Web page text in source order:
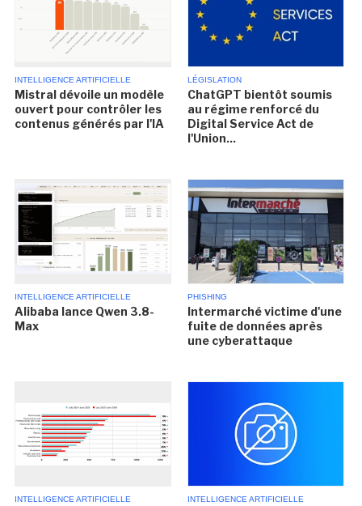
INTELLIGENCE ARTIFICIELLE
Mistral dévoile un modèle
ouvert pour contrôler les
contenus générés par l'IA
LÉGISLATION
ChatGPT bientôt soumis
au régime renforcé du
Digital Service Act de
l'Union...
INTELLIGENCE ARTIFICIELLE
Alibaba lance Qwen 3.8-
Max
PHISHING
Intermarché victime d'une
fuite de données après
une cyberattaque
INTELLIGENCE ARTIFICIELLE INTELLIGENCE ARTIFICIELLE